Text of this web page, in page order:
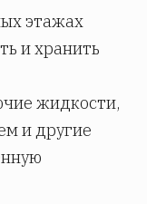
этажах
и хранить
жидкости,
и другие